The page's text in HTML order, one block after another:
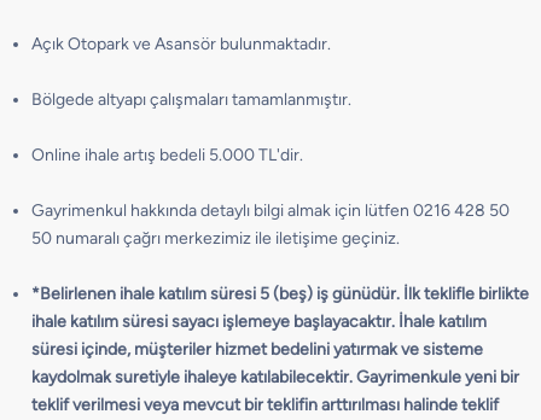
Açık Otopark ve Asansör bulunmaktadır.
Bölgede altyapı çalışmaları tamamlanmıştır.
Online ihale artış bedeli 5.000 TL'dir.
Gayrimenkul hakkında detaylı bilgi almak için lütfen 0216 428 50
50 numaralı çağrı merkezimiz ile iletişime geçiniz.
*Belirlenen ihale katılım süresi 5 (beş) iş günüdür. İlk teklifle birlikte
ihale katılım süresi sayacı işlemeye başlayacaktır. İhale katılım
süresi içinde, müşteriler hizmet bedelini yatırmak ve sisteme
kaydolmak suretiyle ihaleye katılabilecektir. Gayrimenkule yeni bir
teklif verilmesi veya mevcut bir teklifin arttırılması halinde teklif